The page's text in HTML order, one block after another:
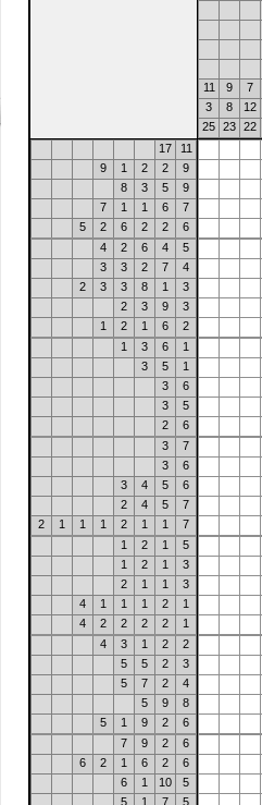
11 9
7
3
8
12
25 23 22
17
11
9
1 2 2
9
8
3 5
9
7
1 1 6
7
5
2 6 2 2
6
4
2 6 4
5
3
3 2 7
4
2
3 3 8 1
3
2
3 9
3
1
2 1 6
2
1
3 6
1
3
5
1
3
6
3
5
2
6
3
7
3
6
3
4 5
6
2
4 5
7
2
1 1 1 2 1 1
7
1
2 1
5
1
2 1
3
2
1 1
3
4
1 1 1 2
1
4
2 2 2 2
1
4
3 1 2
2
5
5 2
3
5
7 2
4
5
9
8
5
1 9 2
6
7
9 2
6
6
2 1 6 2
6
6
1 10
5
5
1 7
5